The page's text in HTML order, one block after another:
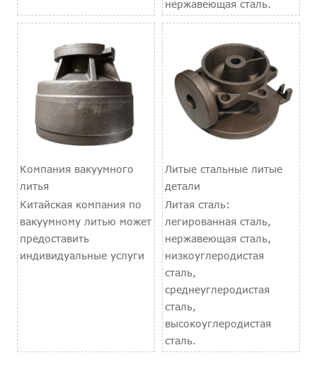
нержавеющая сталь.
Компания вакуумного
литья
Китайская компания по
вакуумному литью может
предоставить
индивидуальные услуги
Литые стальные литые
детали
Литая сталь:
легированная сталь,
нержавеющая сталь,
низкоуглеродистая
сталь,
среднеуглеродистая
сталь,
высокоуглеродистая
сталь.